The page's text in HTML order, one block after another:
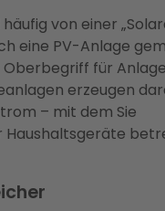
von einer
eine PV-Anlage
Oberbegriff für
erzeugen
– mit dem Sie
Haushaltsgeräte